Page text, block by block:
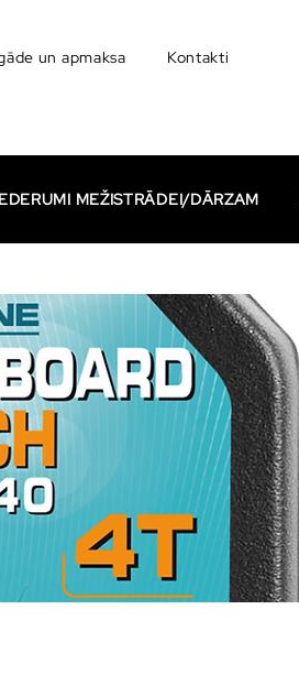
un apmaksa Kontakti
MEŽISTRĀDEI/DĀRZAM